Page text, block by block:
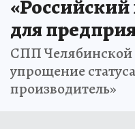
для
СПП Челябинской
упрощение
производитель»